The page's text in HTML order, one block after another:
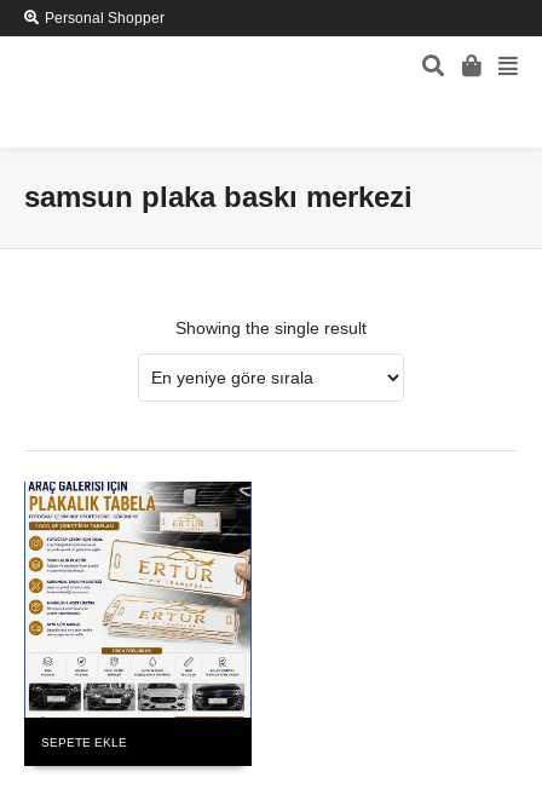
Personal Shopper
samsun plaka baskı merkezi
Showing the single result
SEPETE EKLE